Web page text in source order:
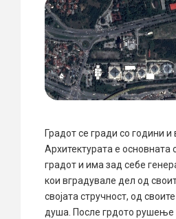
Градот се гради со години и
Архитектурата е основната
градот и има зад себе
кои вградувале дел од
својата стручност, од
душа. После грдото